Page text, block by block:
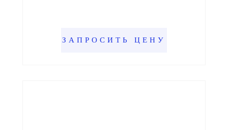
ЗАПРОСИТЬ ЦЕНУ